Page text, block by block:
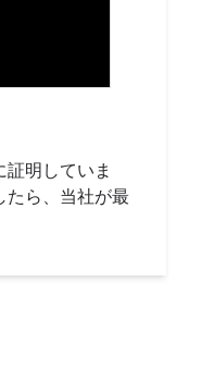
明していま
ら、当社が最